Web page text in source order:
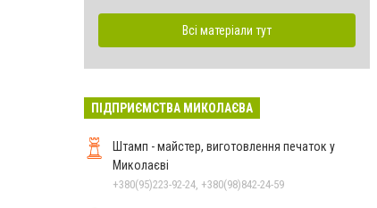
Всі матеріали тут
ПІДПРИЄМСТВА МИКОЛАЄВА
Штамп - майстер, виготовлення печаток у
Миколаєві
+380(95)223-92-24, +380(98)842-24-59